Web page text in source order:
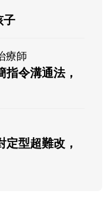
子
療師
令溝通法，
型超難改，